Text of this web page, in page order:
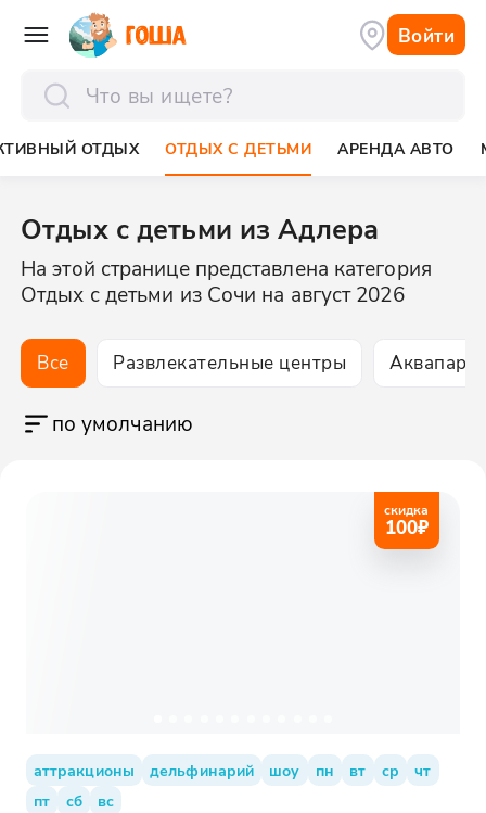
Войти
ОТДЫХ ОТДЫХ С ДЕТЬМИ АРЕНДА АВТО
Отдых с детьми из Адлера
На этой странице представлена категория
Отдых с детьми из Сочи на август 2026
Все Развлекательные центры
по умолчанию
скидка
100₽
аттракционы дельфинарий шоу пн вт ср
чт
пт
сб вс